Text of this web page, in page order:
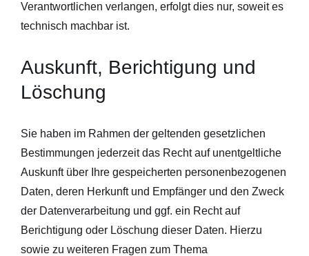
Verantwortlichen verlangen, erfolgt dies nur, soweit es
technisch machbar ist.
Auskunft, Berichtigung und
Löschung
Sie haben im Rahmen der geltenden gesetzlichen
Bestimmungen jederzeit das Recht auf unentgeltliche
Auskunft über Ihre gespeicherten personenbezogenen
Daten, deren Herkunft und Empfänger und den Zweck
der Datenverarbeitung und ggf. ein Recht auf
Berichtigung oder Löschung dieser Daten. Hierzu
sowie zu weiteren Fragen zum Thema